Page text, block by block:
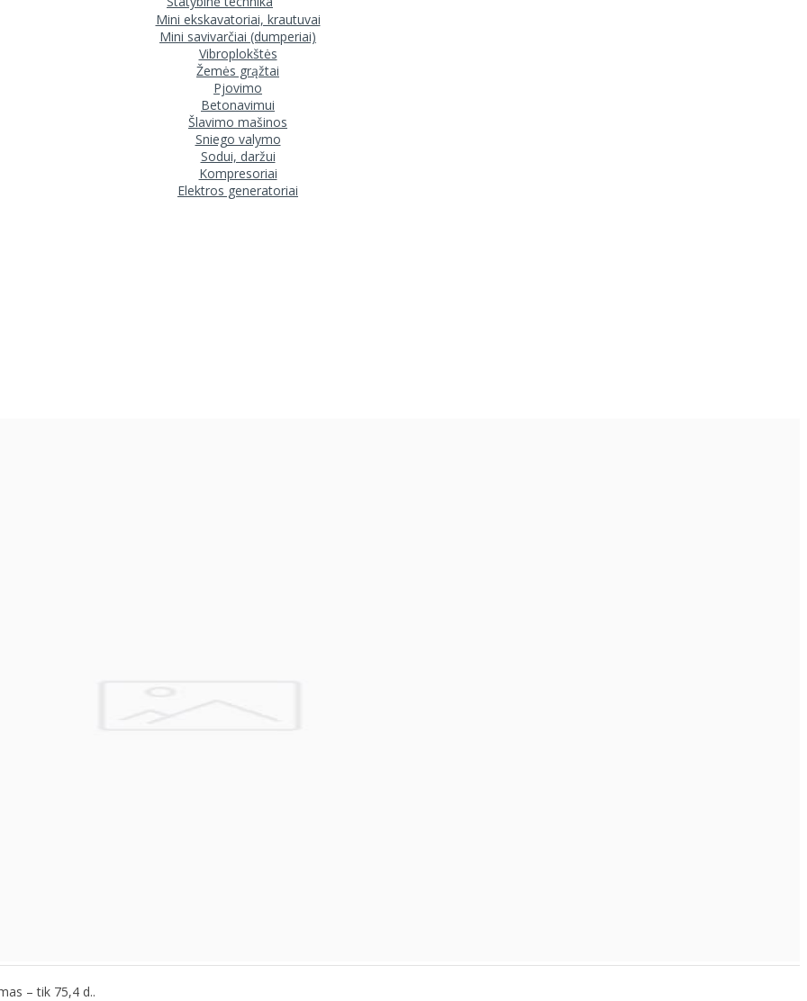
Mini ekskavatoriai, krautuvai
Mini savivarčiai (dumperiai)
Vibroplokštės
Žemės grąžtai
Pjovimo
Betonavimui
Šlavimo mašinos
Sniego valymo
Sodui, daržui
Kompresoriai
Elektros generatoriai
– tik 75,4 d..